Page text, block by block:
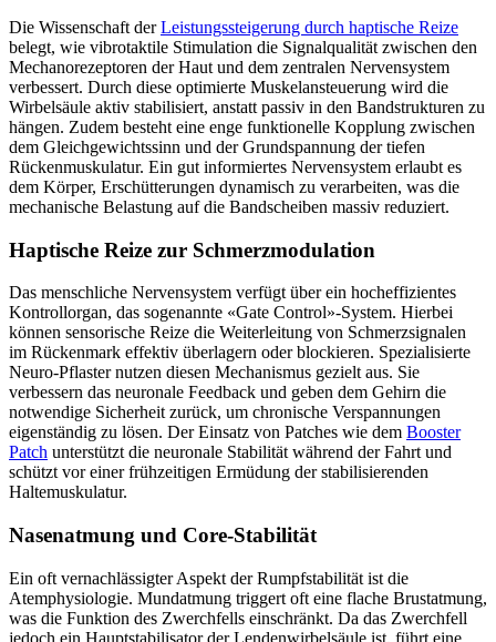
Die Wissenschaft derLeistungssteigerung durch haptische Reize
belegt, wie vibrotaktile Stimulation die Signalqualität zwischen den
Mechanorezeptoren der Haut und dem zentralen Nervensystem
verbessert. Durch diese optimierte Muskelansteuerung wird die
Wirbelsäule aktiv stabilisiert, anstatt passiv in den Bandstrukturen zu
hängen. Zudem besteht eine enge funktionelle Kopplung zwischen
dem Gleichgewichtssinn und der Grundspannung der tiefen
Rückenmuskulatur. Ein gut informiertes Nervensystem erlaubt es
dem Körper, Erschütterungen dynamisch zu verarbeiten, was die
mechanische Belastung auf die Bandscheiben massiv reduziert.
Haptische Reize zur Schmerzmodulation
Das menschliche Nervensystem verfügt über ein hocheffizientes
Kontrollorgan, das sogenannte «Gate Control»-System. Hierbei
können sensorische Reize die Weiterleitung von Schmerzsignalen
im Rückenmark effektiv überlagern oder blockieren. Spezialisierte
Neuro-Pflaster nutzen diesen Mechanismus gezielt aus. Sie
verbessern das neuronale Feedback und geben dem Gehirn die
notwendige Sicherheit zurück, um chronische Verspannungen
eigenständig zu lösen. Der Einsatz von Patches wie dem Booster
Patch unterstützt die neuronale Stabilität während der Fahrt und
schützt vor einer frühzeitigen Ermüdung der stabilisierenden
Haltemuskulatur.
Nasenatmung und Core-Stabilität
Ein oft vernachlässigter Aspekt der Rumpfstabilität ist die
Atemphysiologie. Mundatmung triggert oft eine flache Brustatmung,
was die Funktion des Zwerchfells einschränkt. Da das Zwerchfell
jedoch ein Hauptstabilisator der Lendenwirbelsäule ist, führt eine